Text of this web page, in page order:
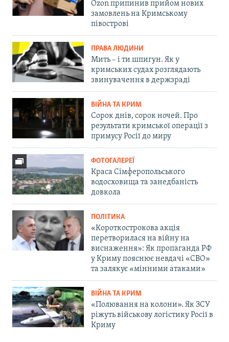
Ozon припинив прийом нових
замовлень на Кримському
півострові
ПРАВА ЛЮДИНИ
Мить – і ти шпигун. Як у
кримських судах розглядають
звинувачення в держзраді
ВІЙНА ТА КРИМ
Сорок днів, сорок ночей. Про
результати кримської операції з
примусу Росії до миру
ФОТОГАЛЕРЕЇ
Краса Сімферопольського
водосховища та занедбаність
довкола
ПОЛІТИКА
«Короткострокова акція
перетворилася на війну на
виснаження»: Як пропаганда РФ
у Криму пояснює невдачі «СВО»
та залякує «мінними атаками»
ВІЙНА ТА КРИМ
«Полювання на колони». Як ЗСУ
ріжуть військову логістику Росії в
Криму